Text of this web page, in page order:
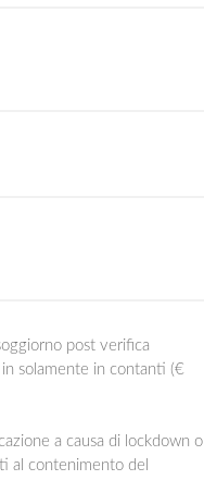
post verifica
solamente in contanti (€
a causa di lockdown o
al contenimento del